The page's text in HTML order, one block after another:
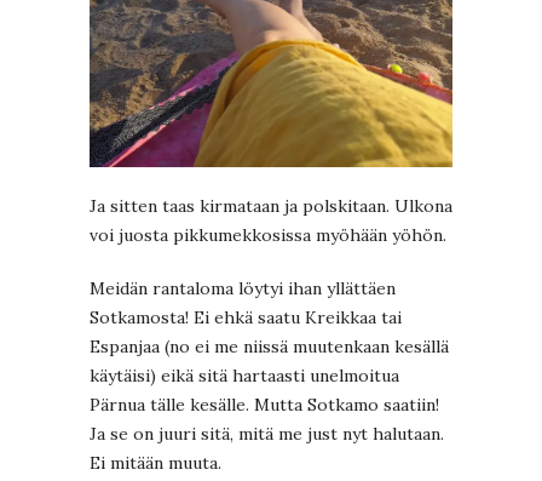
Ja sitten taas kirmataan ja polskitaan. Ulkona
voi juosta pikkumekkosissa myöhään yöhön.
Meidän rantaloma löytyi ihan yllättäen
Sotkamosta! Ei ehkä saatu Kreikkaa tai
Espanjaa (no ei me niissä muutenkaan kesällä
käytäisi) eikä sitä hartaasti unelmoitua
Pärnua tälle kesälle. Mutta Sotkamo saatiin!
Ja se on juuri sitä, mitä me just nyt halutaan.
Ei mitään muuta.